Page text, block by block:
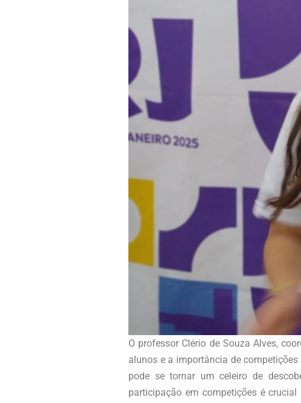
O professor Clério de Souza Alves,
alunos e a importância de
pode se tornar um celeiro de
participação em competições é